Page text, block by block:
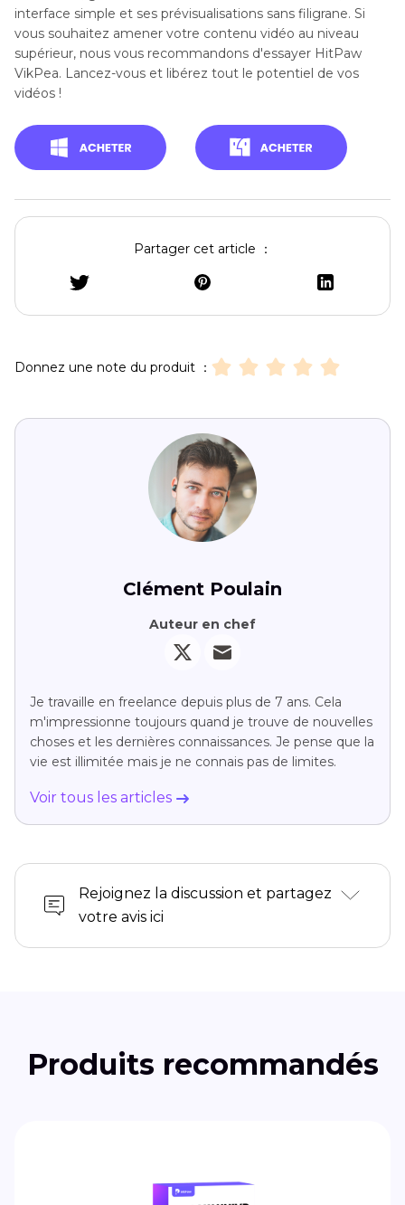
interface simple et ses prévisualisations sans filigrane. Si
vous souhaitez amener votre contenu vidéo au niveau
supérieur, nous vous recommandons d'essayer HitPaw
VikPea. Lancez-vous et libérez tout le potentiel de vos
vidéos !
Partager cet article ：
Donnez une note du produit ：
Clément Poulain
Auteur en chef
Je travaille en freelance depuis plus de 7 ans. Cela
m'impressionne toujours quand je trouve de nouvelles
choses et les dernières connaissances. Je pense que la
vie est illimitée mais je ne connais pas de limites.
Voir tous les articles
Rejoignez la discussion et partagez
votre avis ici
Produits recommandés